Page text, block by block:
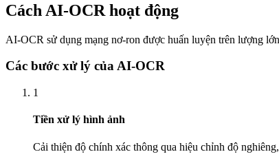
Cách AI-OCR hoạt động
AI-OCR sử dụng mạng nơ-ron được huấn luyện trên lượng
Các bước xử lý của AI-OCR
1
Tiền xử lý hình ảnh
Cải thiện độ chính xác thông qua hiệu chỉnh độ